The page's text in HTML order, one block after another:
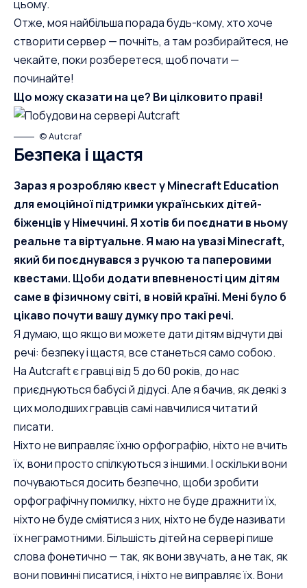
цьому.
Отже, моя найбільша порада будь-кому, хто хоче
створити сервер — почніть, а там розбирайтеся, не
чекайте, поки розберетеся, щоб почати —
починайте!
Що можу сказати на це? Ви цілковито праві!
© Autcraf
Безпека і щастя
Зараз я розробляю квест у Minecraft Education
для емоційної підтримки українських дітей-
біженців у Німеччині. Я хотів би поєднати в ньому
реальне та віртуальне. Я маю на увазі Minecraft,
який би поєднувався з ручкою та паперовими
квестами. Щоби додати впевненості цим дітям
саме в фізичному світі, в новій країні. Мені було б
цікаво почути вашу думку про такі речі.
Я думаю, що якщо ви можете дати дітям відчути дві
речі: безпеку і щастя, все станеться само собою.
На Autcraft є гравці від 5 до 60 років, до нас
приєднуються бабусі й дідусі. Але я бачив, як деякі з
цих молодших гравців самі навчилися читати й
писати.
Ніхто не виправляє їхню орфографію, ніхто не вчить
їх, вони просто спілкуються з іншими. І оскільки вони
почуваються досить безпечно, щоби зробити
орфографічну помилку, ніхто не буде дражнити їх,
ніхто не буде сміятися з них, ніхто не буде називати
їх неграмотними. Більшість дітей на сервері пише
слова фонетично — так, як вони звучать, а не так, як
вони повинні писатися, і ніхто не виправляє їх. Вони